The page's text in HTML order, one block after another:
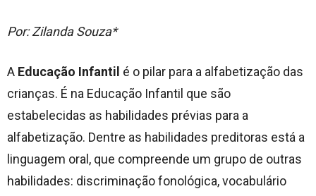
Por: Zilanda Souza*
A Educação Infantil é o pilar para a alfabetização das
crianças. É na Educação Infantil que são
estabelecidas as habilidades prévias para a
alfabetização. Dentre as habilidades preditoras está a
linguagem oral, que compreende um grupo de outras
habilidades: discriminação fonológica, vocabulário